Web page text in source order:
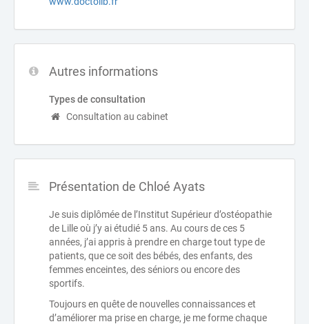
Autres informations
Types de consultation
Consultation au cabinet
Présentation de Chloé Ayats
Je suis diplômée de l’Institut Supérieur d’ostéopathie
de Lille où j’y ai étudié 5 ans. Au cours de ces 5
années, j’ai appris à prendre en charge tout type de
patients, que ce soit des bébés, des enfants, des
femmes enceintes, des séniors ou encore des
sportifs.
Toujours en quête de nouvelles connaissances et
d’améliorer ma prise en charge, je me forme chaque